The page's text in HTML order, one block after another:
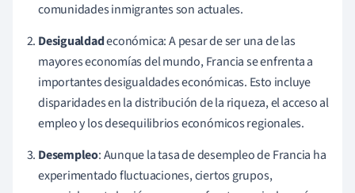
comunidades inmigrantes son actuales.
Desigualdadeconómica: A pesar de ser una de las
mayores economías del mundo, Francia se enfrenta a
importantes desigualdades económicas. Esto incluye
disparidades en la distribución de la riqueza, el acceso al
empleo y los desequilibrios económicos regionales.
Desempleo: Aunque la tasa de desempleo de Francia ha
experimentado fluctuaciones, ciertos grupos,